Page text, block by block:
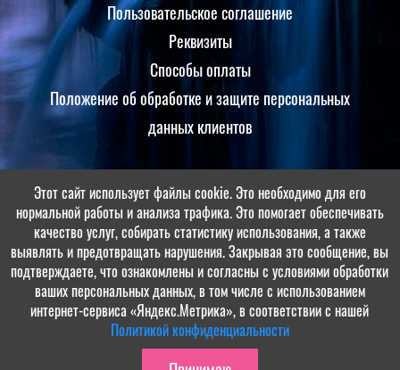
Пользовательское соглашение
Реквизиты
Способы оплаты
Положение об обработке и защите персональных
данных клиентов
Принимаем оплаты
© МБУ «ДОЛ «Солнечная поляна», 2022-2026. Разработка и
Этот сайт использует файлы cookie. Это необходимо для его
нормальной работы и анализа трафика. Это помогает обеспечивать
качество услуг, собирать статистику использования, а также
выявлять и предотвращать нарушения. Закрывая это сообщение, вы
подтверждаете, что ознакомлены и согласны с условиями обработки
ваших персональных данных, в том числе с использованием
интернет-сервиса «Яндекс.Метрика», в соответствии с нашей
Политикой конфиденциальности